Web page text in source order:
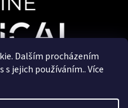
Dalším procházením
jejich používáním.. Více
. Všechna práva